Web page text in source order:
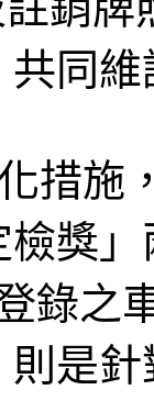
同
措施
檢獎
錄之
是